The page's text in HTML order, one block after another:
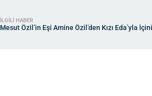
İLGİLİ HABER
Mesut Özil’in Eşi Amine Özil’den Kızı Eda’yla